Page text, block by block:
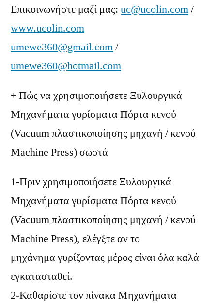
Επικοινωνήστε μαζί μας: uc@ucolin.com/
www.ucolin.com
umewe360@gmail.com/
umewe360@hotmail.com
+ Πώς να χρησιμοποιήσετε Ξυλουργικά
Μηχανήματα γυρίσματα Πόρτα κενού
(Vacuum πλαστικοποίησης μηχανή / κενού
Machine Press) σωστά
1-Πριν χρησιμοποιήσετε Ξυλουργικά
Μηχανήματα γυρίσματα Πόρτα κενού
(Vacuum πλαστικοποίησης μηχανή / κενού
Machine Press), ελέγξτε αν το
μηχάνημα γυρίζοντας μέρος είναι όλα καλά
εγκατασταθεί.
2-Καθαρίστε τον πίνακα Μηχανήματα